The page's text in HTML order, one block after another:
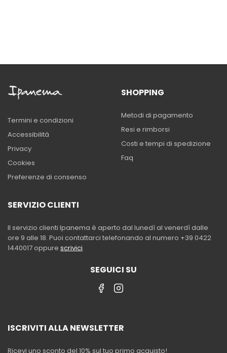
Termini e condizioni
Accessibilità
Privacy
Cookies
Preferenze di consenso
SHOPPING
Metodi di pagamento
Resi e rimborsi
Costi e tempi di spedizione
Faq
SERVIZIO CLIENTI
Il servizio clienti Ipanema è aperto dal lunedì al venerdì dalle
ore 9 alle 18. Puoi contattarci telefonando al numero +39 0422
1440017 oppure scrivici.
SEGUICI SU
ISCRIVITI ALLA NEWSLETTER
Ricevi uno sconto del 10% sul tuo primo acquisto!